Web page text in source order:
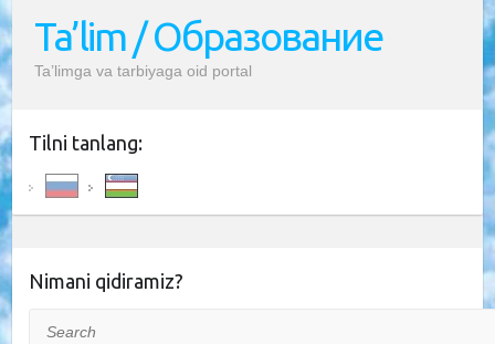
Ta’lim / Образование
Ta’limga va tarbiyaga oid portal
Tilni tanlang:
Nimani qidiramiz?